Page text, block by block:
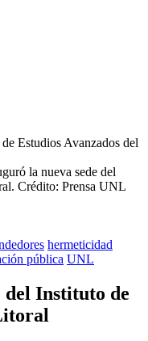
la nueva sede del
Crédito: Prensa UNL
hermeticidad
pública UNL
del Instituto de